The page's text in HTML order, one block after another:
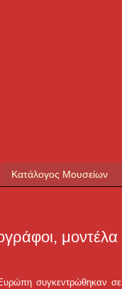
Κατάλογος Μουσείων
μοντέλα
συγκεντρώθηκαν σε